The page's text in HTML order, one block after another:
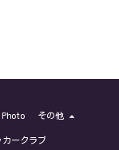
Photo その他
カークラブ